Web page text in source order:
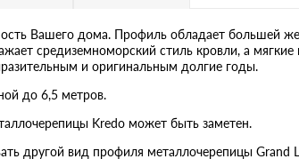
RR 32
RR 23
Вашего дома. Профиль обладает большей
средиземноморский стиль кровли, а
и оригинальным долгие годы.
до 6,5 метров.
Kredo может быть заметен.
другой вид профиля металлочерепицы Grand